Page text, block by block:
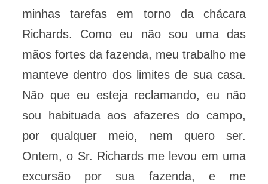
minhas tarefas em torno da chácara
Richards. Como eu não sou uma das
mãos fortes da fazenda, meu trabalho me
manteve dentro dos limites de sua casa.
Não que eu esteja reclamando, eu não
sou habituada aos afazeres do campo,
por qualquer meio, nem quero ser.
Ontem, o Sr. Richards me levou em uma
excursão por sua fazenda, e me